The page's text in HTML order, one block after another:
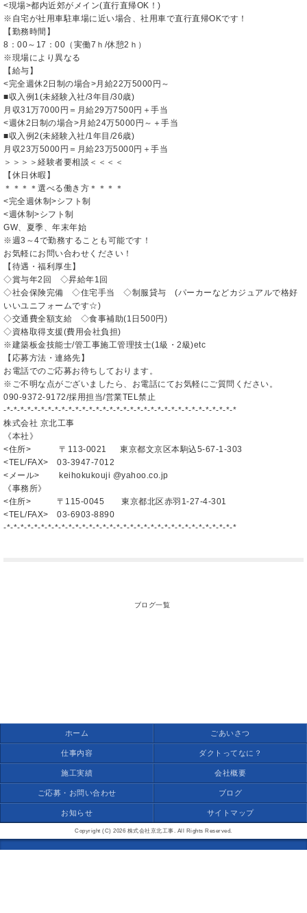
<現場>都内近郊がメイン(直行直帰OK！)
※自宅が社用車駐車場に近い場合、社用車で直行直帰OKです！
【勤務時間】
8：00～17：00（実働7ｈ/休憩2ｈ）
※現場により異なる
【給与】
<完全週休2日制の場合>月給22万5000円～
■収入例1(未経験入社/3年目/30歳)
月収31万7000円＝月給29万7500円＋手当
<週休2日制の場合>月給24万5000円～＋手当
■収入例2(未経験入社/1年目/26歳)
月収23万5000円＝月給23万5000円＋手当
＞＞＞＞経験者要相談＜＜＜＜
【休日休暇】
＊＊＊＊選べる働き方＊＊＊＊
<完全週休制>シフト制
<週休制>シフト制
GW、夏季、年末年始
※週3～4で勤務することも可能です！
お気軽にお問い合わせください！
【待遇・福利厚生】
◇賞与年2回 ◇昇給年1回
◇社会保険完備 ◇住宅手当 ◇制服貸与 (パーカーなどカジュアルで格好
いいユニフォームです☆)
◇交通費全額支給 ◇食事補助(1日500円)
◇資格取得支援(費用会社負担)
※建築板金技能士/管工事施工管理技士(1級・2級)etc
【応募方法・連絡先】
お電話でのご応募お待ちしております。
※ご不明な点がございましたら、お電話にてお気軽にご質問ください。
090-9372-9172/採用担当/営業TEL禁止
-*-*-*-*-*-*-*-*-*-*-*-*-*-*-*-*-*-*-*-*-*-*-*-*-*-*-*-*-*-*-*-*-*-*
株式会社 京北工事
《本社》
<住所> 〒113-0021 東京都文京区本駒込5-67-1-303
<TEL/FAX> 03-3947-7012
<メール> keihokukouji @yahoo.co.jp
《事務所》
<住所> 〒115-0045 東京都北区赤羽1-27-4-301
<TEL/FAX> 03-6903-8890
-*-*-*-*-*-*-*-*-*-*-*-*-*-*-*-*-*-*-*-*-*-*-*-*-*-*-*-*-*-*-*-*-*-*
ブログ一覧
ホーム ごあいさつ
仕事内容 ダクトってなに？
施工実績 会社概要
ご応募・お問い合わせ ブログ
お知らせ サイトマップ
Copyright (C) 2026 株式会社京北工事. All Rights Reserved.